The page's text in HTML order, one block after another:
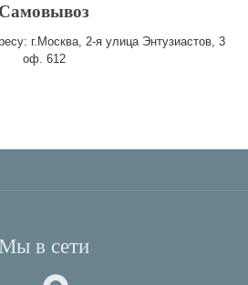
Самовывоз
г.Москва, 2-я улица Энтузиастов, 3
оф. 612
в сети